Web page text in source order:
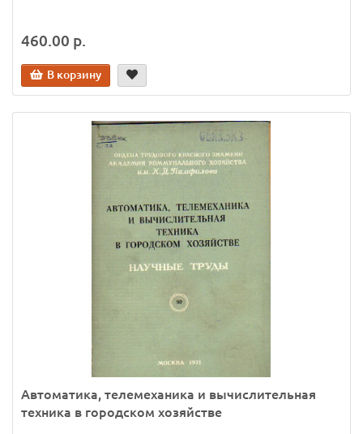
460.00 р.
В корзину
Автоматика, телемеханика и вычислительная
техника в городском хозяйстве